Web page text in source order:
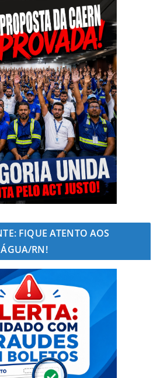
FIQUE ATENTO AOS
RN!